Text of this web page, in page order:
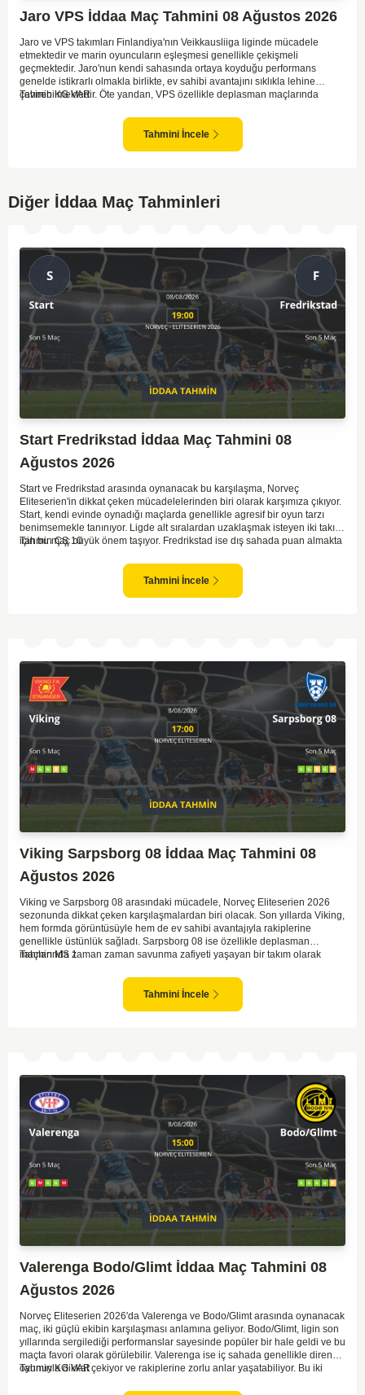
Jaro VPS İddaa Maç Tahmini 08 Ağustos 2026
Jaro ve VPS takımları Finlandiya'nın Veikkausliiga liginde mücadele
etmektedir ve marin oyuncuların eşleşmesi genellikle çekişmeli
geçmektedir. Jaro'nun kendi sahasında ortaya koyduğu performans
genelde istikrarlı olmakla birlikte, ev sahibi avantajını sıklıkla lehine
çevirebilmektedir. Öte yandan, VPS özellikle deplasman maçlarında
anlar yakalayabilmektedir. İki takım arasındaki tarihsel rekabet dikkate
alındığında, maçın dengede geçmesi olasıdır ve her iki tarafın da gol
şansı bulunmaktadır. Özellikle Jaro'nun savunma zaafları ve VPS'nin hızlı
Tahmin KG VAR
Tahmini İncele
Diğer İddaa Maç Tahminleri
Start Fredrikstad İddaa Maç Tahmini 08
Ağustos 2026
Start ve Fredrikstad arasında oynanacak bu karşılaşma, Norveç
Eliteserien'in dikkat çeken mücadelelerinden biri olarak karşımıza çıkıyor.
Start, kendi evinde oynadığı maçlarda genellikle agresif bir oyun tarzı
benimsemekle tanınıyor. Ligde alt sıralardan uzaklaşmak isteyen iki takım
için bu maç büyük önem taşıyor. Fredrikstad ise dış sahada puan almakta
mücadelede zorluk çıkartabilir. Maçın temposunun yüksek olacağını ve
her iki takımın da sonuca gitmeye odaklanacağını düşünüyorum.
Tahmin ÇŞ 10
Tahmini İncele
Viking Sarpsborg 08 İddaa Maç Tahmini 08
Ağustos 2026
Viking ve Sarpsborg 08 arasındaki mücadele, Norveç Eliteserien 2026
sezonunda dikkat çeken karşılaşmalardan biri olacak. Son yıllarda Viking,
hem formda görüntüsüyle hem de ev sahibi avantajıyla rakiplerine
genellikle üstünlük sağladı. Sarpsborg 08 ise özellikle deplasman
maçlarında zaman zaman savunma zafiyeti yaşayan bir takım olarak
yapıyor. Sarpsborg'un ise sürpriz yapabilme potansiyeli olsa da,
genellikle güçlü rakipler karşısında tutunmakta zorlandıkları biliniyor. Bu
doğrultuda, Viking'in galibiyete yakın olabileceği bir maç beklenebilir.
Tahmin MS 1
Tahmini İncele
Valerenga Bodo/Glimt İddaa Maç Tahmini 08
Ağustos 2026
Norveç Eliteserien 2026'da Valerenga ve Bodo/Glimt arasında oynanacak
maç, iki güçlü ekibin karşılaşması anlamına geliyor. Bodo/Glimt, ligin son
yıllarında sergilediği performanslar sayesinde popüler bir hale geldi ve bu
maçta favori olarak görülebilir. Valerenga ise iç sahada genellikle dirençli
oyunuyla dikkat çekiyor ve rakiplerine zorlu anlar yaşatabiliyor. Bu iki
Tahmin KG VAR